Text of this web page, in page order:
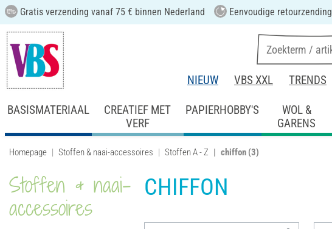
Gratis verzending vanaf 75 € binnen Nederland Eenvoudige retourzending
NIEUW VBS XXL TRENDS
BASISMATERIAAL
CREATIEF MET
VERF
PAPIERHOBBY'S
WOL &
GARENS
Homepage Stoffen & naai-accessoires Stoffen A - Z chiffon (3)
Stoffen & naai-
accessoires
CHIFFON